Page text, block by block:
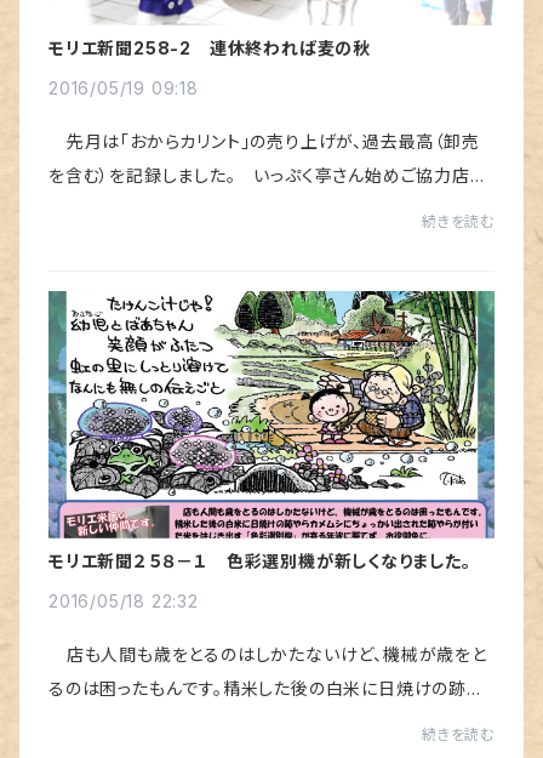
モリエ新聞258-2 連休終われば麦の秋
2016/05/19 09:18
先月は「おからカリント」の売り上げが、過去最高（卸売
を含む）を記録しました。 いっぷく亭さん始めご協力店
続きを読む
モリエ新聞２５８－１ 色彩選別機が新しくなりました。
2016/05/18 22:32
店も人間も歳をとるのはしかたないけど、機械が歳をと
るのは困ったもんです。精米した後の白米に日焼けの跡や
続きを読む